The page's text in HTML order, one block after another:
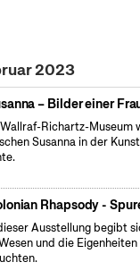
2023
– Bilder einer
Richartz-Museum
Susanna in der
Rhapsody -
Ausstellung begibt
und die